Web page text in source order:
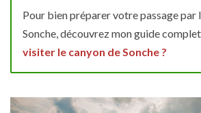
Pour bien préparer votre passage par
Sonche, découvrez mon guide
visiter le canyon de Sonche ?